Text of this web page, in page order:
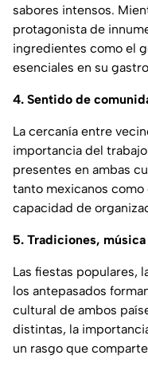
sabores intensos.
protagonista de
ingredientes como el
esenciales en su
4. Sentido de
La cercanía entre
importancia del
presentes en ambas
tanto mexicanos
capacidad de
5. Tradiciones,
Las fiestas populares,
los antepasados
cultural de ambos
distintas, la
un rasgo que